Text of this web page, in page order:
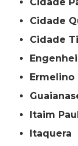
Cidade
Cidade
Cidade
Itaim
Itaquera